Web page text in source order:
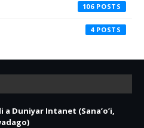
106
4
a Duniyar Intanet (Sana’o’i,